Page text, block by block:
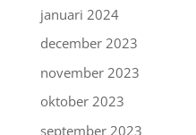
januari 2024
december 2023
november 2023
oktober 2023
september 2023